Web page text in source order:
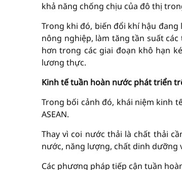
khả năng chống chịu của đô thị
Trong khi đó, biến đổi khí hậu
nông nghiệp, làm tăng tần suất
hơn trong các giai đoạn khô hạn
lương thực.
Kinh tế tuần hoàn nước phát triển
Trong bối cảnh đó, khái niệm kinh
ASEAN.
Thay vì coi nước thải là chất thải
nước, năng lượng, chất dinh dưỡng
Các phương pháp tiếp cận tuần